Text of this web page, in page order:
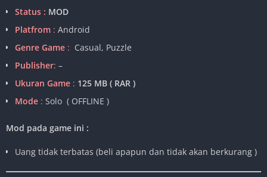
Status : MOD
Platfrom : Android
Genre Game : Casual, Puzzle
Publisher: –
Ukuran Game : 125 MB ( RAR )
Mode : Solo ( OFFLINE )
Mod pada game ini :
Uang tidak terbatas (beli apapun dan tidak akan berkurang )